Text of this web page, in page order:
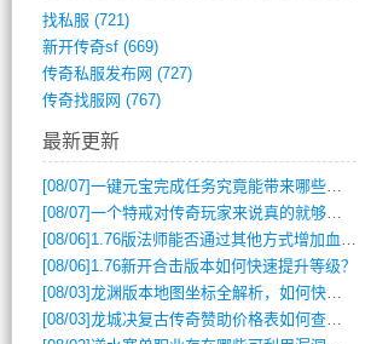
找私服 (721)
新开传奇sf(669)
传奇私服发布网 (727)
传奇找服网 (767)
最新更新
[08/07]一键元宝完成任务究竟能带来哪些超值优势？
[08/07]一个特戒对传奇玩家来说真的就够用了吗？
[08/06] 1.76版法师能否通过其他方式增加血量？
[08/06] 1.76新开合击版本如何快速提升等级？
[08/03]龙渊版本地图坐标全解析，如何快速定位BOSS位置？
[08/03]龙城决复古传奇赞助价格表如何查询？